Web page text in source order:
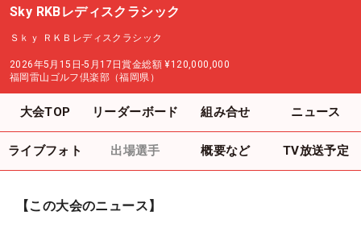
Sky RKBレディスクラシック
Ｓｋｙ ＲＫＢレディスクラシック
2026年5月15日-5月17日賞金総額 ¥120,000,000
福岡雷山ゴルフ倶楽部（福岡県）
大会TOP リーダーボード 組み合せ ニュース
ライブフォト 出場選手 概要など TV放送予定
【この大会のニュース】